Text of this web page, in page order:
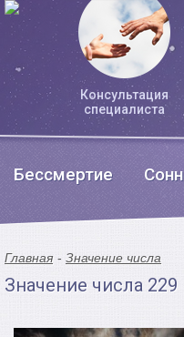
Консультация
специалиста
Бессмертие
Главная Значение числа
Значение числа 229